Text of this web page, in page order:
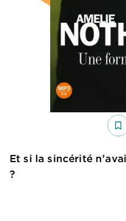
bookmark_border
Et si la sincérité
?